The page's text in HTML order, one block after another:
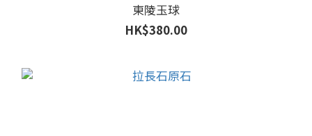
東陵玉球
HK$380.00